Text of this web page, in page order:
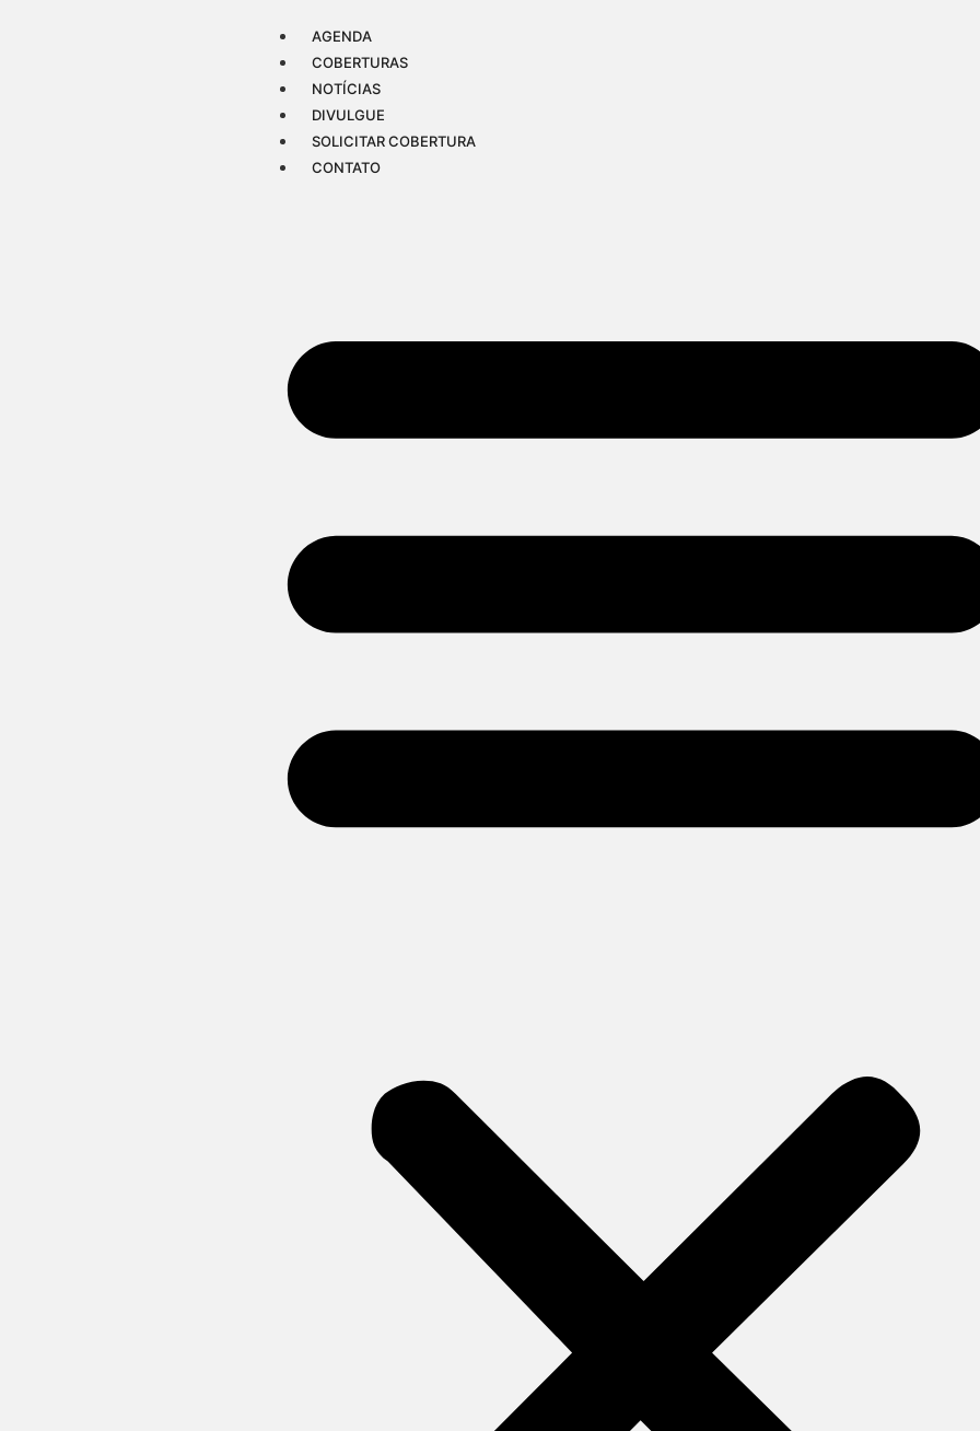
AGENDA
COBERTURAS
NOTÍCIAS
DIVULGUE
SOLICITAR COBERTURA
CONTATO